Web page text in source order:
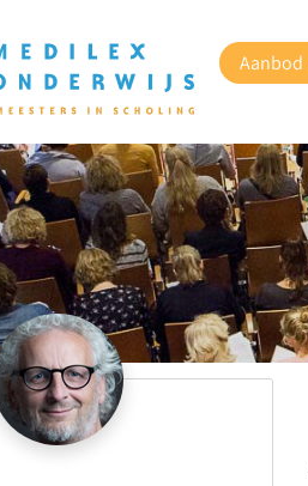
Aanbod